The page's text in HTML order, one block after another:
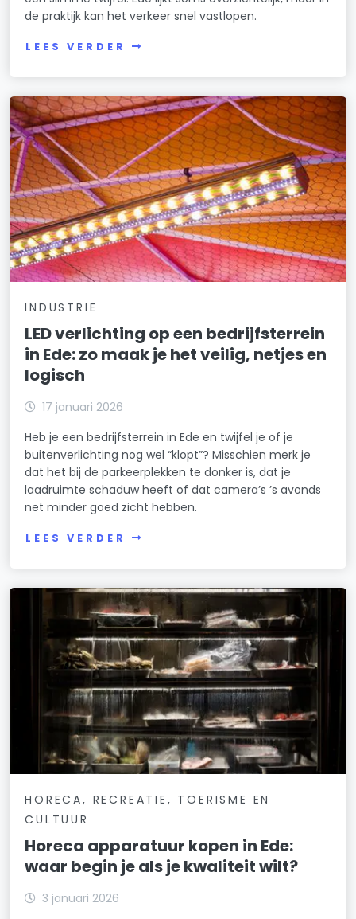
de praktijk kan het verkeer snel vastlopen.
LEES VERDER
INDUSTRIE
LED verlichting op een bedrijfsterrein
in Ede: zo maak je het veilig, netjes en
logisch
17 januari 2026
Heb je een bedrijfsterrein in Ede en twijfel je of je
buitenverlichting nog wel “klopt”? Misschien merk je
dat het bij de parkeerplekken te donker is, dat je
laadruimte schaduw heeft of dat camera’s ’s avonds
net minder goed zicht hebben.
LEES VERDER
HORECA, RECREATIE, TOERISME EN
CULTUUR
Horeca apparatuur kopen in Ede:
waar begin je als je kwaliteit wilt?
3 januari 2026